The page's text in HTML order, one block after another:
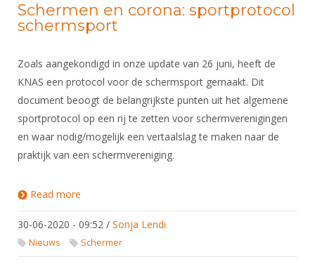
Schermen en corona: sportprotocol
schermsport
Zoals aangekondigd in onze update van 26 juni, heeft de
KNAS een protocol voor de schermsport gemaakt. Dit
document beoogt de belangrijkste punten uit het algemene
sportprotocol op een rij te zetten voor schermverenigingen
en waar nodig/mogelijk een vertaalslag te maken naar de
praktijk van een schermvereniging.
Read more
30-06-2020 - 09:52 / Sonja Lendi
Nieuws Schermer